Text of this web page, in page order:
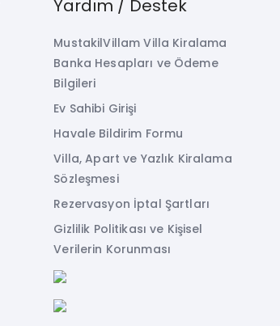
Yardım / Destek
MustakilVillam Villa Kiralama
Banka Hesapları ve Ödeme
Bilgileri
Ev Sahibi Girişi
Havale Bildirim Formu
Villa, Apart ve Yazlık Kiralama
Sözleşmesi
Rezervasyon İptal Şartları
Gizlilik Politikası ve Kişisel
Verilerin Korunması